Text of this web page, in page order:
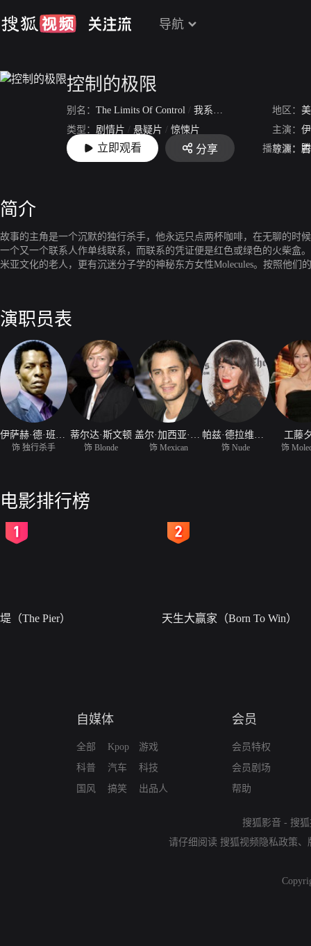
导航
控制的极限
别名： The Limits Of Control / 我系杀手，年中无休 地区：
类型： 剧情片 / 悬疑片 / 惊悚片 主演：
上映： 2009-05-01 导演：
立即观看 分享 播放源：
简介
故事的主角是一个沉默的独行杀手，他永远只点两杯咖啡，在无聊的时
一个又一个联系人作单线联系，而联系的凭证便是红色或绿色的火柴盒
米亚文化的老人，更有沉迷分子学的神秘东方女性Molecules。按照他们
演职员表
饰 独行杀手
蒂尔达·斯文顿
饰 Blonde 饰 Mexican 饰 Nude
工藤
饰
电影排行榜
堤（The Pier） 天生大赢家（Born To Win）
自媒体
全部
科普
国风
Kpop
汽车
搞笑
游戏
科技
出品人
会员
会员特权
会员剧场
帮助
搜狐影音 - 搜
请仔细阅读 搜狐视频隐私政策、